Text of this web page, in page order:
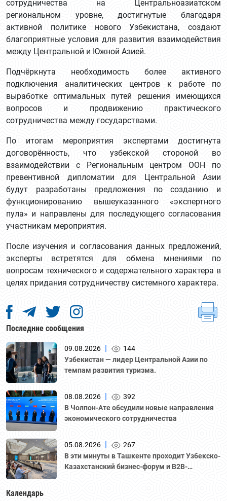
сотрудничества на Центральноазиатском
региональном уровне, достигнутые благодаря
активной политике нового Узбекистана, создают
благоприятные условия для развития взаимодействия
между Центральной и Южной Азией.
Подчёркнута необходимость более активного
подключения аналитических центров к работе по
выработке оптимальных путей решения имеющихся
вопросов и продвижению практического
сотрудничества между государствами.
По итогам мероприятия экспертами достигнута
договорённость, что узбекской стороной во
взаимодействии с Региональным центром ООН по
превентивной дипломатии для Центральной Азии
будут разработаны предложения по созданию и
функционированию вышеуказанного «экспертного
пула» и направлены для последующего согласования
участникам мероприятия.
После изучения и согласования данных предложений,
эксперты встретятся для обмена мнениями по
вопросам технического и содержательного характера в
целях придания сотрудничеству системного характера.
Последние сообщения
09.08.2026 |
144
Узбекистан — лидер Центральной Азии по
темпам развития туризма.
08.08.2026 |
392
В Чолпон-Ате обсудили новые направления
экономического сотрудничества
05.08.2026 |
267
В эти минуты в Ташкенте проходит Узбекско-
Казахстанский бизнес-форум и B2B-
Календарь